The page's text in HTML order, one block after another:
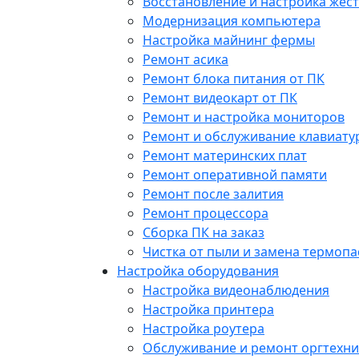
Модернизация компьютера
Настройка майнинг фермы
Ремонт асика
Ремонт блока питания от ПК
Ремонт видеокарт от ПК
Ремонт и настройка мониторов
Ремонт и обслуживание
Ремонт материнских плат
Ремонт оперативной памяти
Ремонт после залития
Ремонт процессора
Сборка ПК на заказ
Чистка от пыли и замена
Настройка оборудования
Настройка видеонаблюдения
Настройка принтера
Настройка роутера
Обслуживание и ремонт